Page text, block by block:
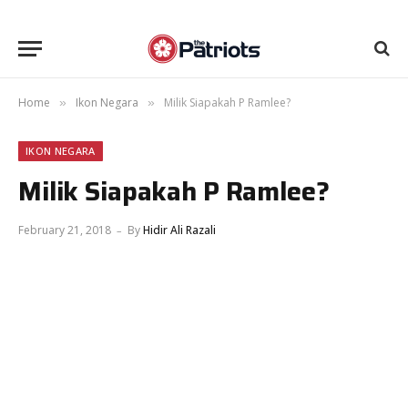
Home » Ikon Negara » Milik Siapakah P Ramlee?
IKON NEGARA
Milik Siapakah P Ramlee?
February 21, 2018 ByHidir Ali Razali